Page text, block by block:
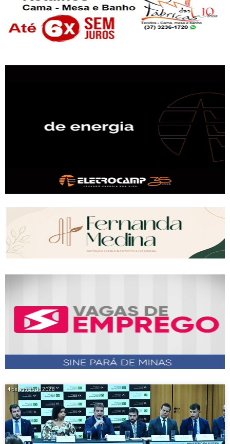
4 de agosto de 2026